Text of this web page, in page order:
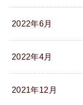
2022年6月
2022年4月
2021年12月